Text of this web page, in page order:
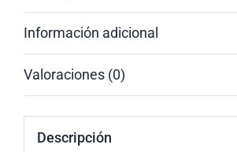
Información adicional
Valoraciones (0)
Descripción